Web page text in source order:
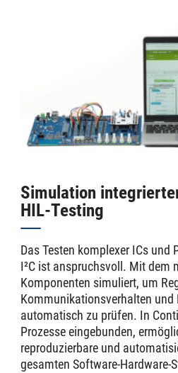
Simulation
HIL-Testing
Das Testen komplexer ICs und
I²C ist anspruchsvoll. Mit dem
Komponenten simuliert, um
Kommunikationsverhalten und
automatisch zu prüfen. In
Prozesse eingebunden,
reproduzierbare und
gesamten Software-Hardware-